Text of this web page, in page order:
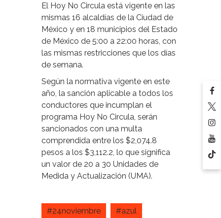
El Hoy No Circula está vigente en las
mismas 16 alcaldías de la Ciudad de
México y en 18 municipios del Estado
de México de 5:00 a 22:00 horas, con
las mismas restricciones que los días
de semana.
Según la normativa vigente en este
año, la sanción aplicable a todos los
conductores que incumplan el
programa Hoy No Circula, serán
sancionados con una multa
comprendida entre los $2,074.8
pesos a los $3,112.2, lo que significa
un valor de 20 a 30 Unidades de
Medida y Actualización (UMA).
#24noviembre
#azul